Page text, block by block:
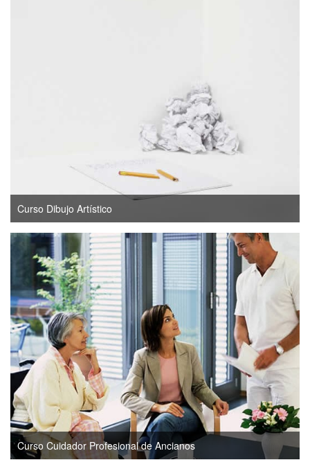
Curso Dibujo Artístico
Curso Cuidador Profesional de Ancianos